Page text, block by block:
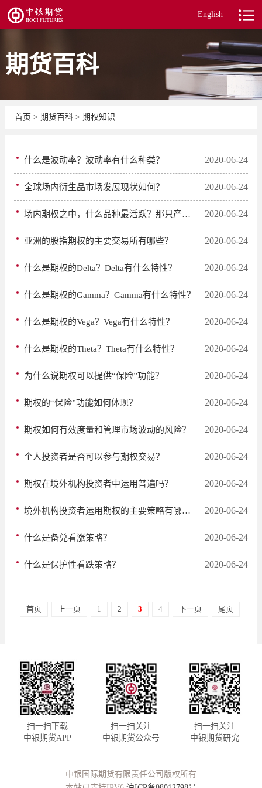
English
期货百科
首页 > 期货百科 > 期权知识
什么是波动率？波动率有什么种类？ 2020-06-24
全球场内衍生品市场发展现状如何？ 2020-06-24
场内期权之中，什么品种最活跃？那只产品交易量最大？ 2020-06-24
亚洲的股指期权的主要交易所有哪些？ 2020-06-24
什么是期权的Delta？Delta有什么特性？ 2020-06-24
什么是期权的Gamma？Gamma有什么特性？ 2020-06-24
什么是期权的Vega？Vega有什么特性？ 2020-06-24
什么是期权的Theta？Theta有什么特性？ 2020-06-24
为什么说期权可以提供“保险”功能？ 2020-06-24
期权的“保险”功能如何体现？ 2020-06-24
期权如何有效度量和管理市场波动的风险？ 2020-06-24
个人投资者是否可以参与期权交易？ 2020-06-24
期权在境外机构投资者中运用普遍吗？ 2020-06-24
境外机构投资者运用期权的主要策略有哪些？ 2020-06-24
什么是备兑看涨策略？ 2020-06-24
什么是保护性看跌策略？ 2020-06-24
首页 上一页 1 2 3 4 下一页 尾页
扫一扫下载
中银期货APP
扫一扫关注
中银期货公众号
扫一扫关注
中银期货研究
中银国际期货有限责任公司版权所有